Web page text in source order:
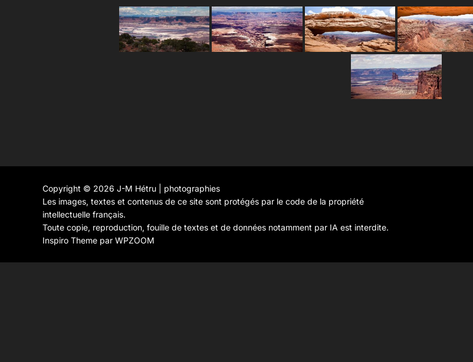
Copyright © 2026 J-M Hétru | photographies
Les images, textes et contenus de ce site sont protégés par le code de la propriété
intellectuelle français.
Toute copie, reproduction, fouille de textes et de données notamment par IA est interdite.
Inspiro Theme par WPZOOM